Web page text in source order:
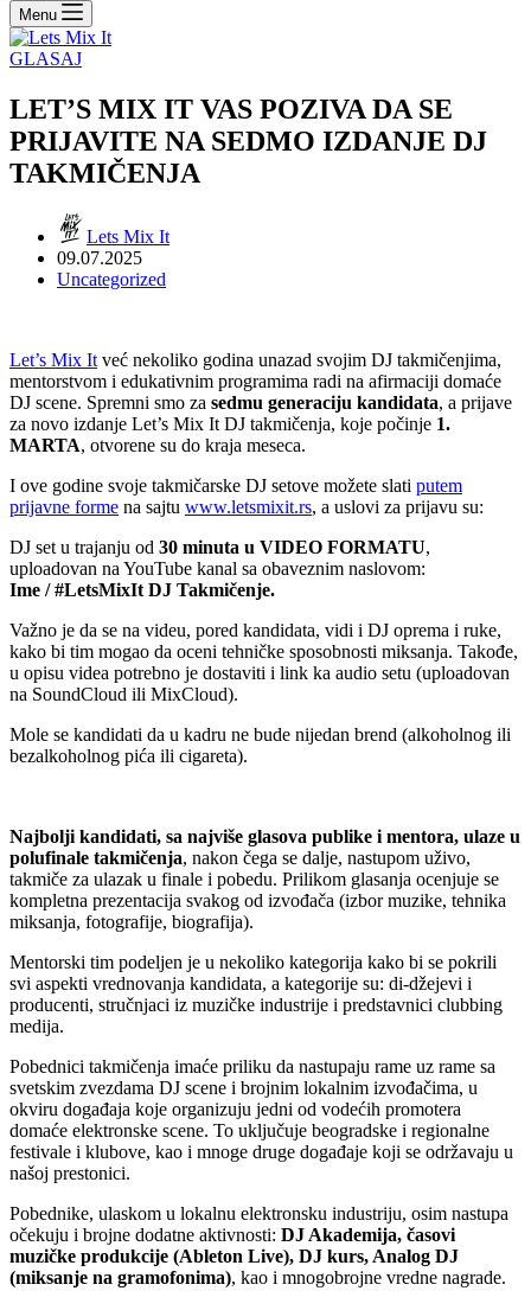
Menu
GLASAJ
LET’S MIX IT VAS POZIVA DA SE
PRIJAVITE NA SEDMO IZDANJE DJ
TAKMIČENJA
Lets Mix It
09.07.2025
Uncategorized
Let’s Mix It već nekoliko godina unazad svojim DJ takmičenjima,
mentorstvom i edukativnim programima radi na afirmaciji domaće
DJ scene. Spremni smo za sedmu generaciju kandidata, a prijave
za novo izdanje Let’s Mix It DJ takmičenja, koje počinje 1.
MARTA, otvorene su do kraja meseca.
I ove godine svoje takmičarske DJ setove možete slati putem
prijavne forme na sajtu www.letsmixit.rs, a uslovi za prijavu su:
DJ set u trajanju od 30 minuta u VIDEO FORMATU,
uploadovan na YouTube kanal sa obaveznim naslovom:
Ime / #LetsMixIt DJ Takmičenje.
Važno je da se na videu, pored kandidata, vidi i DJ oprema i ruke,
kako bi tim mogao da oceni tehničke sposobnosti miksanja. Takođe,
u opisu videa potrebno je dostaviti i link ka audio setu (uploadovan
na SoundCloud ili MixCloud).
Mole se kandidati da u kadru ne bude nijedan brend (alkoholnog ili
bezalkoholnog pića ili cigareta).
Najbolji kandidati, sa najviše glasova publike i mentora, ulaze u
polufinale takmičenja, nakon čega se dalje, nastupom uživo,
takmiče za ulazak u finale i pobedu. Prilikom glasanja ocenjuje se
kompletna prezentacija svakog od izvođača (izbor muzike, tehnika
miksanja, fotografije, biografija).
Mentorski tim podeljen je u nekoliko kategorija kako bi se pokrili
svi aspekti vrednovanja kandidata, a kategorije su: di-džejevi i
producenti, stručnjaci iz muzičke industrije i predstavnici clubbing
medija.
Pobednici takmičenja imaće priliku da nastupaju rame uz rame sa
svetskim zvezdama DJ scene i brojnim lokalnim izvođačima, u
okviru događaja koje organizuju jedni od vodećih promotera
domaće elektronske scene. To uključuje beogradske i regionalne
festivale i klubove, kao i mnoge druge događaje koji se održavaju u
našoj prestonici.
Pobednike, ulaskom u lokalnu elektronsku industriju, osim nastupa
očekuju i brojne dodatne aktivnosti: DJ Akademija, časovi
muzičke produkcije (Ableton Live), DJ kurs, Analog DJ
(miksanje na gramofonima), kao i mnogobrojne vredne nagrade.